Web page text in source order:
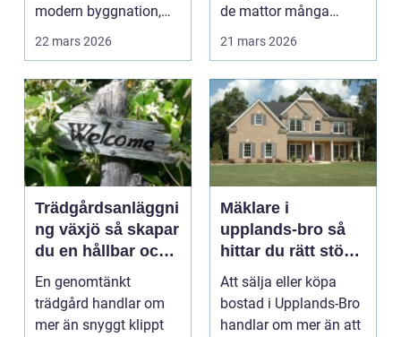
modern byggnation,
sä...
22 mars 2026
de mattor många
minns från 70- och 80-
21 mars 2026
Trädgårdsanläggni
ng växjö så skapar
du en hållbar och
funktionell
trädgård
En genomtänkt
trädgård handlar om
mer än snyggt klippt
Mäklare i
upplands-bro så
hittar du rätt stöd
för din
bostadsaffär
Att sälja eller köpa
bostad i Upplands-Bro
handlar om mer än att